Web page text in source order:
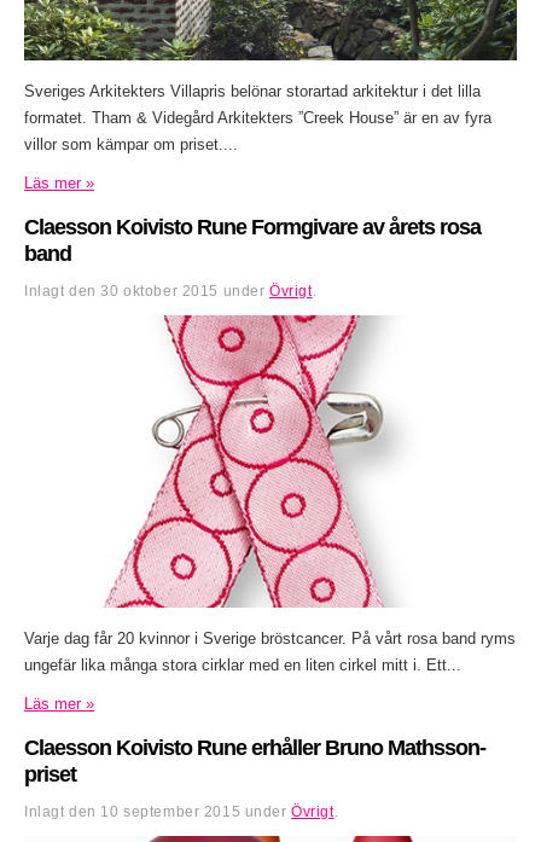
Sveriges Arkitekters Villapris belönar storartad arkitektur i det lilla
formatet. Tham & Videgård Arkitekters ”Creek House” är en av fyra
villor som kämpar om priset....
Läs mer »
Claesson Koivisto Rune Formgivare av årets rosa
band
Inlagt den30 oktober 2015 underÖvrigt.
Varje dag får 20 kvinnor i Sverige bröstcancer. På vårt rosa band ryms
ungefär lika många stora cirklar med en liten cirkel mitt i. Ett...
Läs mer »
Claesson Koivisto Rune erhåller Bruno Mathsson-
priset
Inlagt den 10 september 2015 underÖvrigt.